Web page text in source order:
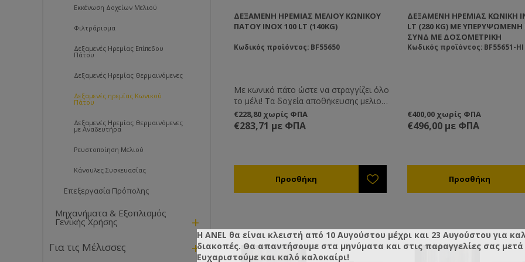
ΔΕΞΑΜΕΝΉ ΗΡΕΜΊΑΣ ΜΕΛΙΟΎ ΚΩΝΙΚΟΎ
ΠΆΤΟΥ INOX 100 LT (140KG)
Κωδικός προϊόντος: BF55650
Με κωνικό πάτο ώστε να στραγγίζει όλο
το μέλι! Τα δοχεία αποθήκευσης μελιού
που προμηθεύουμε είναι
κατασκευασμένα με την μέθοδο “robot-
TIG”, κόλλημα απρόσωπο-πρόσωπο. Με
έτσι δεν υπάρχουν σημεία
συγκέντρωσης μικροβίων. Τα δοχεία
ανθρώπινη, οπότε βάσει της κείμενης
κοινοτικής οδηγίας δεν
συμπεριλαμβάνονται στα είδη που
€228,80 χωρίς ΦΠΑ
€283,71 με ΦΠΑ
ΔΕΞΑΜΕΝΉ ΗΡΕΜΊΑΣ ΚΩΝΙΚΉ
LT (280 KG) ΜΕ ΥΠΕΡΥΨΩΜΈΝΗ
ΣΥΝΔ ΜΕ ΔΟΣΟΜΕΤΡΙΚΉ
Κωδικός προϊόντος: BF55651-HI
€400,00 χωρίς ΦΠΑ
€496,00 με ΦΠΑ
Εκκένωση Δοχείων Μελιού
Φιλτράρισμα
Δεξαμενές Ηρεμίας Επίπεδου
Πάτου
Δεξαμενές Ηρεμίας Θερμαινόμενες
Δεξαμενές ηρεμίας Κωνικού
Πάτου
Δεξαμενές Ηρεμίας Θερμαινόμενες
με Αναδευτήρα
Ρευστοποίηση Μελιού
Κάνουλες Συσκευασίας
Επεξεργασία Πρόπολης
Μηχανήματα & Εξοπλισμός
Γενικής Χρήσης +
Για τις Μέλισσες +
Η ANEL θα είναι κλειστή από 10 Αυγούστου μέχρι και 23 Αυγούστου για
διακοπές. Θα απαντήσουμε στα μηνύματα και στις παραγγελίες σας μετά
Ευχαριστούμε και καλό καλοκαίρι!